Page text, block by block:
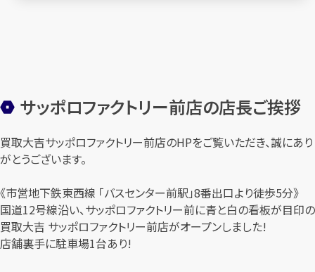
サッポロファクトリー前店の店長ご挨拶
買取大吉サッポロファクトリー前店のHPをご覧いただき、誠にあり
がとうございます。
《市営地下鉄東西線 「バスセンター前駅」8番出口より徒歩5分》
国道12号線沿い、サッポロファクトリー前に青と白の看板が目印の
買取大吉 サッポロファクトリー前店がオープンしました!
店舗裏手に駐車場1台あり!